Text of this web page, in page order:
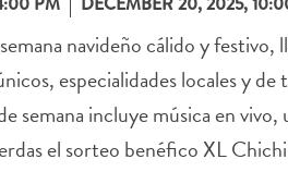
navideño cálido y
especialidades locales y
semana incluye música en
el sorteo benéfico XL Chichi
tarde, asegúrese de hacer clic en